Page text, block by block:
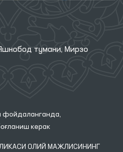
тумани, Мирзо
фойдаланганда,
керак
ОЛИЙ МАЖЛИСИНИНГ